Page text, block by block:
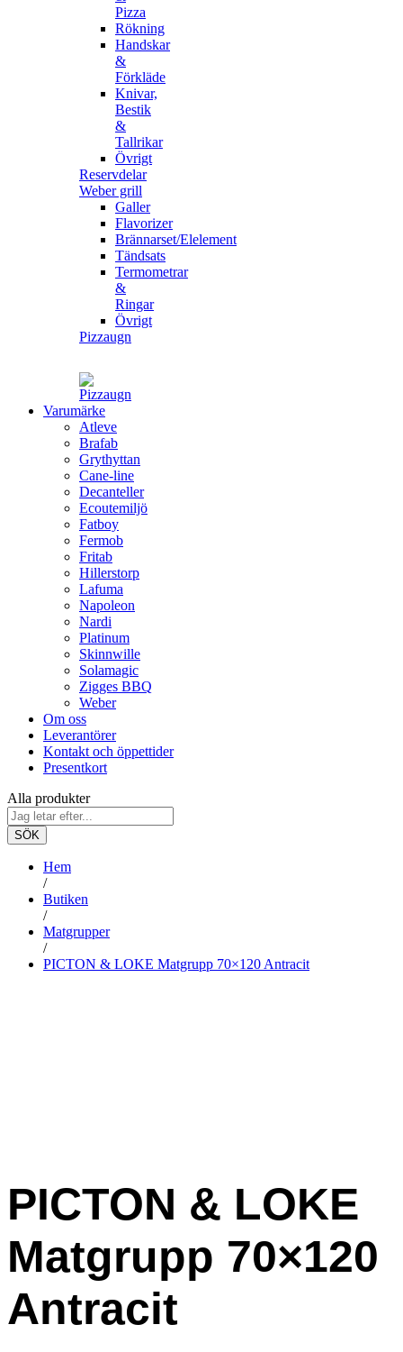
Pizza
Rökning
Handskar
&
Förkläde
Knivar,
Bestik
&
Tallrikar
Övrigt
Reservdelar
Weber grill
Galler
Flavorizer
Brännarset/Elelement
Tändsats
Termometrar
&
Ringar
Övrigt
Pizzaugn
Varumärke
Atleve
Brafab
Grythyttan
Cane-line
Decanteller
Ecoutemiljö
Fatboy
Fermob
Fritab
Hillerstorp
Lafuma
Napoleon
Nardi
Platinum
Skinnwille
Solamagic
Zigges BBQ
Weber
Om oss
Leverantörer
Kontakt och öppettider
Presentkort
Alla produkter
SÖK
Hem
/
Butiken
/
Matgrupper
/
PICTON & LOKE Matgrupp 70×120 Antracit
PICTON & LOKE
Matgrupp 70×120
Antracit